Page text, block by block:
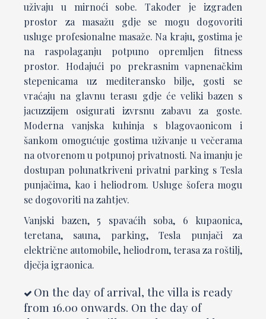
uživaju u mirnoći sobe. Također je izgrađen
prostor za masažu gdje se mogu dogovoriti
usluge profesionalne masaže. Na kraju, gostima je
na raspolaganju potpuno opremljen fitness
prostor. Hodajući po prekrasnim vapnenačkim
stepenicama uz mediteransko bilje, gosti se
vraćaju na glavnu terasu gdje će veliki bazen s
jacuzzijem osigurati izvrsnu zabavu za goste.
Moderna vanjska kuhinja s blagovaonicom i
šankom omogućuje gostima uživanje u večerama
na otvorenom u potpunoj privatnosti. Na imanju je
dostupan polunatkriveni privatni parking s Tesla
punjačima, kao i heliodrom. Usluge šofera mogu
se dogovoriti na zahtjev.
Vanjski bazen, 5 spavaćih soba, 6 kupaonica,
teretana, sauna, parking, Tesla punjači za
električne automobile, heliodrom, terasa za roštilj,
dječja igraonica.
On the day of arrival, the villa is ready
from 16.00 onwards. On the day of